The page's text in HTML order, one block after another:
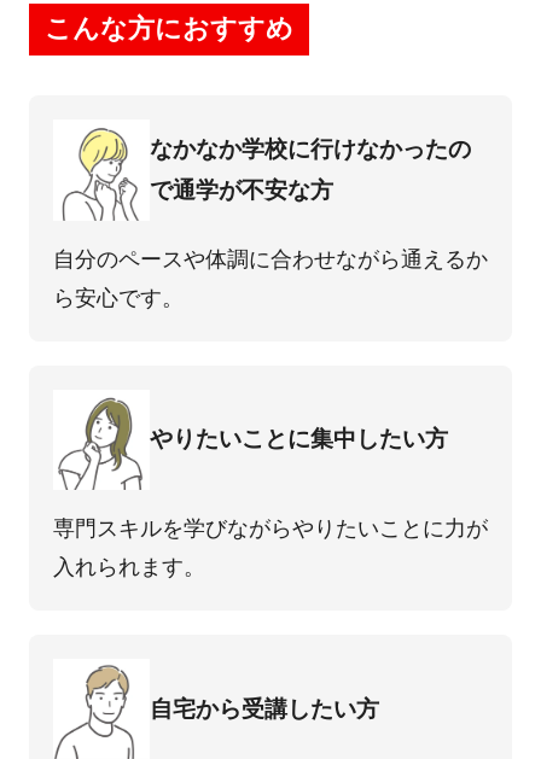
こんな方におすすめ
なかなか学校に⾏けなかったの
で通学が不安な⽅
⾃分のペースや体調に合わせながら通えるか
ら安⼼です。
やりたいことに集中したい⽅
専⾨スキルを学びながらやりたいことに⼒が
⼊れられます。
⾃宅から受講したい⽅